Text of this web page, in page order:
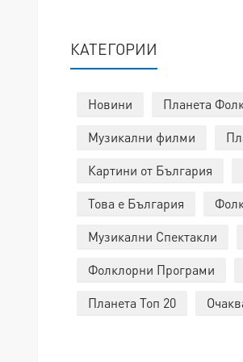
КАТЕГОРИИ
Новини Планета
Музикални филми
Картини от България
Това е България
Музикални Спектакли
Фолклорни Програми
Планета Топ 20